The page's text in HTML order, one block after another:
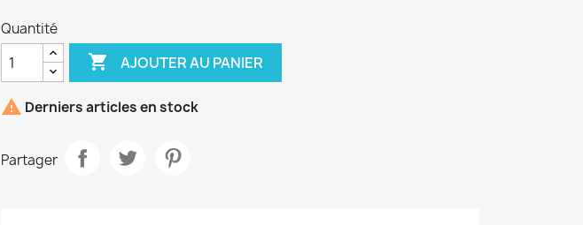
Quantité
 AJOUTER AU PANIER
 Derniers articles en stock
Partager